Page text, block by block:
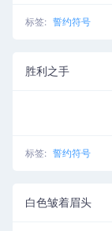
标签: 誓约符号
胜利之手
标签: 誓约符号
白色皱着眉头